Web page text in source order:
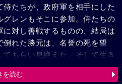
たちが、政府軍を相手にした
レンもそこに参加。侍たちの
に対し善戦するものの、結局は
れた勝元は、名誉の死を望
もらい息絶えた。そして生き
元の刀を明治天皇（中村七之
を読む